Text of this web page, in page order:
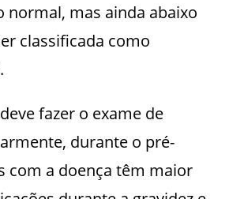
normal, mas ainda abaixo
classificada como
fazer o exame de
durante o pré-
com a doença têm maior